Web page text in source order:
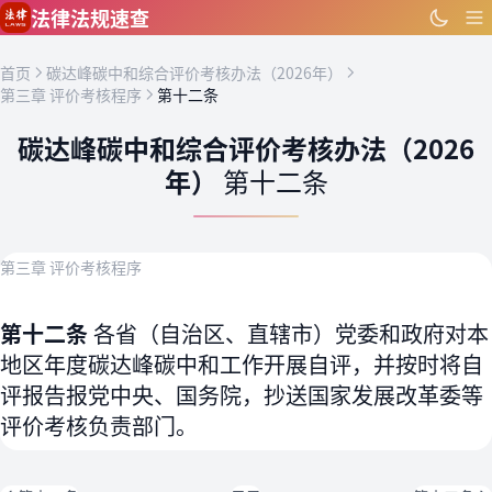
跳到主要内容
法律法规速查
首页
碳达峰碳中和综合评价考核办法（2026年）
第三章 评价考核程序
第十二条
碳达峰碳中和综合评价考核办法（2026
年） 第十二条
第三章 评价考核程序
第十二条各省（自治区、直辖市）党委和政府对本
地区年度碳达峰碳中和工作开展自评，并按时将自
评报告报党中央、国务院，抄送国家发展改革委等
评价考核负责部门。